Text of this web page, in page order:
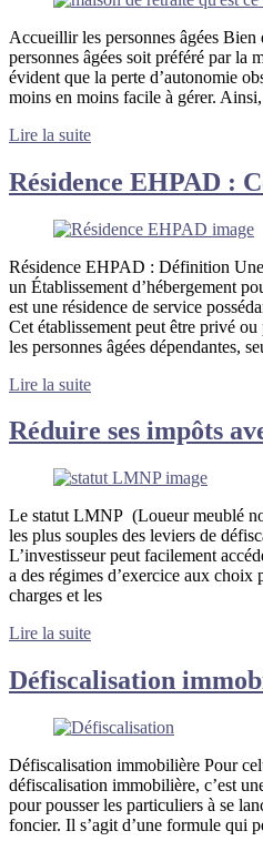
Accueillir les personnes âgées
personnes âgées soit préféré par la
évident que la perte d’autonomie
moins en moins facile à gérer. Ainsi,
Lire la suite
Résidence EHPAD :
Résidence EHPAD : Définition
un Établissement d’hébergement
est une résidence de service
Cet établissement peut être privé
les personnes âgées dépendantes,
Lire la suite
Réduire ses impôts
Le statut LMNP (Loueur meublé
les plus souples des leviers de
L’investisseur peut facilement
a des régimes d’exercice aux choix
charges et les
Lire la suite
Défiscalisation
Défiscalisation immobilière Pour
défiscalisation immobilière, c’est
pour pousser les particuliers à se
foncier. Il s’agit d’une formule qui